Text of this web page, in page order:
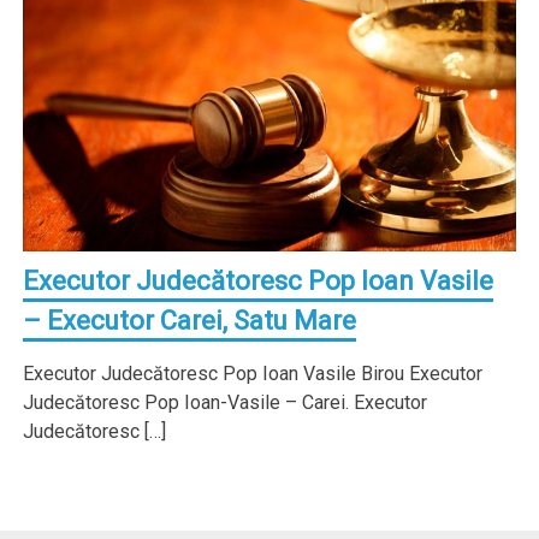
Executor Judecătoresc Pop Ioan Vasile
– Executor Carei, Satu Mare
Executor Judecătoresc Pop Ioan Vasile Birou Executor
Judecătoresc Pop Ioan-Vasile – Carei. Executor
Judecătoresc […]